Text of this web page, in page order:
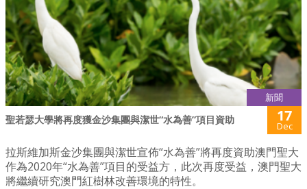
新聞
聖若瑟大學將再度獲金沙集團與潔世“水為善”項目資助 17
Dec
拉斯維加斯金沙集團與潔世宣佈“水為善”將再度資助澳門聖大
作為2020年“水為善”項目的受益方，此次再度受益，澳門聖大
將繼續研究澳門紅樹林改善環境的特性。